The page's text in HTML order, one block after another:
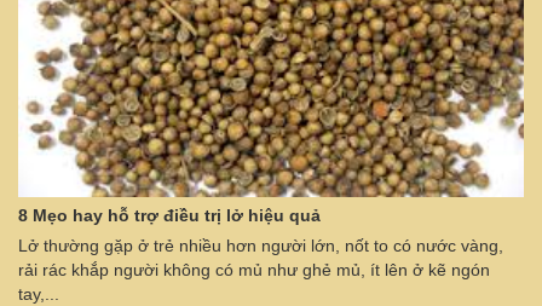
8 Mẹo hay hỗ trợ điều trị lở hiệu quả
Lở thường gặp ở trẻ nhiều hơn người lớn, nốt to có nước vàng,
rải rác khắp người không có mủ như ghẻ mủ, ít lên ở kẽ ngón
tay,...